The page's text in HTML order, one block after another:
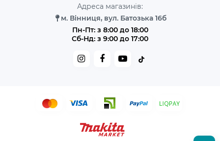
Адреса магазинів:
м. Вінниця, вул. Батозька 16б
Пн-Пт: з 8:00 до 18:00
Сб-Нд: з 9:00 до 17:00